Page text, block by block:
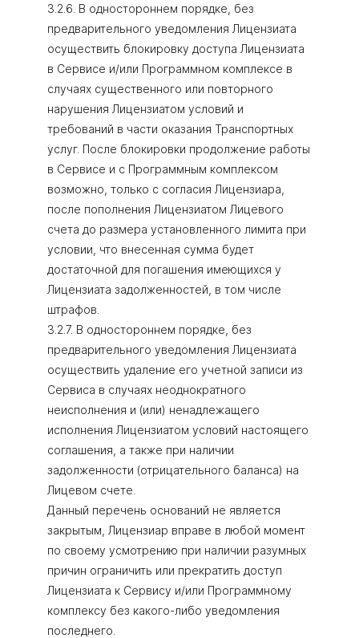
3.2.6. В одностороннем порядке, без
предварительного уведомления Лицензиата
осуществить блокировку доступа Лицензиата
в Сервисе и/или Программном комплексе в
случаях существенного или повторного
нарушения Лицензиатом условий и
требований в части оказания Транспортных
услуг. После блокировки продолжение работы
в Сервисе и с Программным комплексом
возможно, только с согласия Лицензиара,
после пополнения Лицензиатом Лицевого
счета до размера установленного лимита при
условии, что внесенная сумма будет
достаточной для погашения имеющихся у
Лицензиата задолженностей, в том числе
штрафов.
3.2.7. В одностороннем порядке, без
предварительного уведомления Лицензиата
осуществить удаление его учетной записи из
Сервиса в случаях неоднократного
неисполнения и (или) ненадлежащего
исполнения Лицензиатом условий настоящего
соглашения, а также при наличии
задолженности (отрицательного баланса) на
Лицевом счете.
Данный перечень оснований не является
закрытым, Лицензиар вправе в любой момент
по своему усмотрению при наличии разумных
причин ограничить или прекратить доступ
Лицензиата к Сервису и/или Программному
комплексу без какого-либо уведомления
последнего.